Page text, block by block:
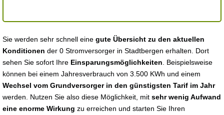
Sie werden sehr schnell eine gute Übersicht zu den aktuellen
Konditionen der 0 Stromversorger in Stadtbergen erhalten. Dort
sehen Sie sofort Ihre Einsparungsmöglichkeiten . Beispielsweise
können bei einem Jahresverbrauch von 3.500 KWh und einem
Wechsel vom Grundversorger in den günstigsten Tarif im Jahr
werden. Nutzen Sie also diese Möglichkeit, mit sehr wenig Aufwand
eine enorme Wirkung zu erreichen und starten Sie Ihren